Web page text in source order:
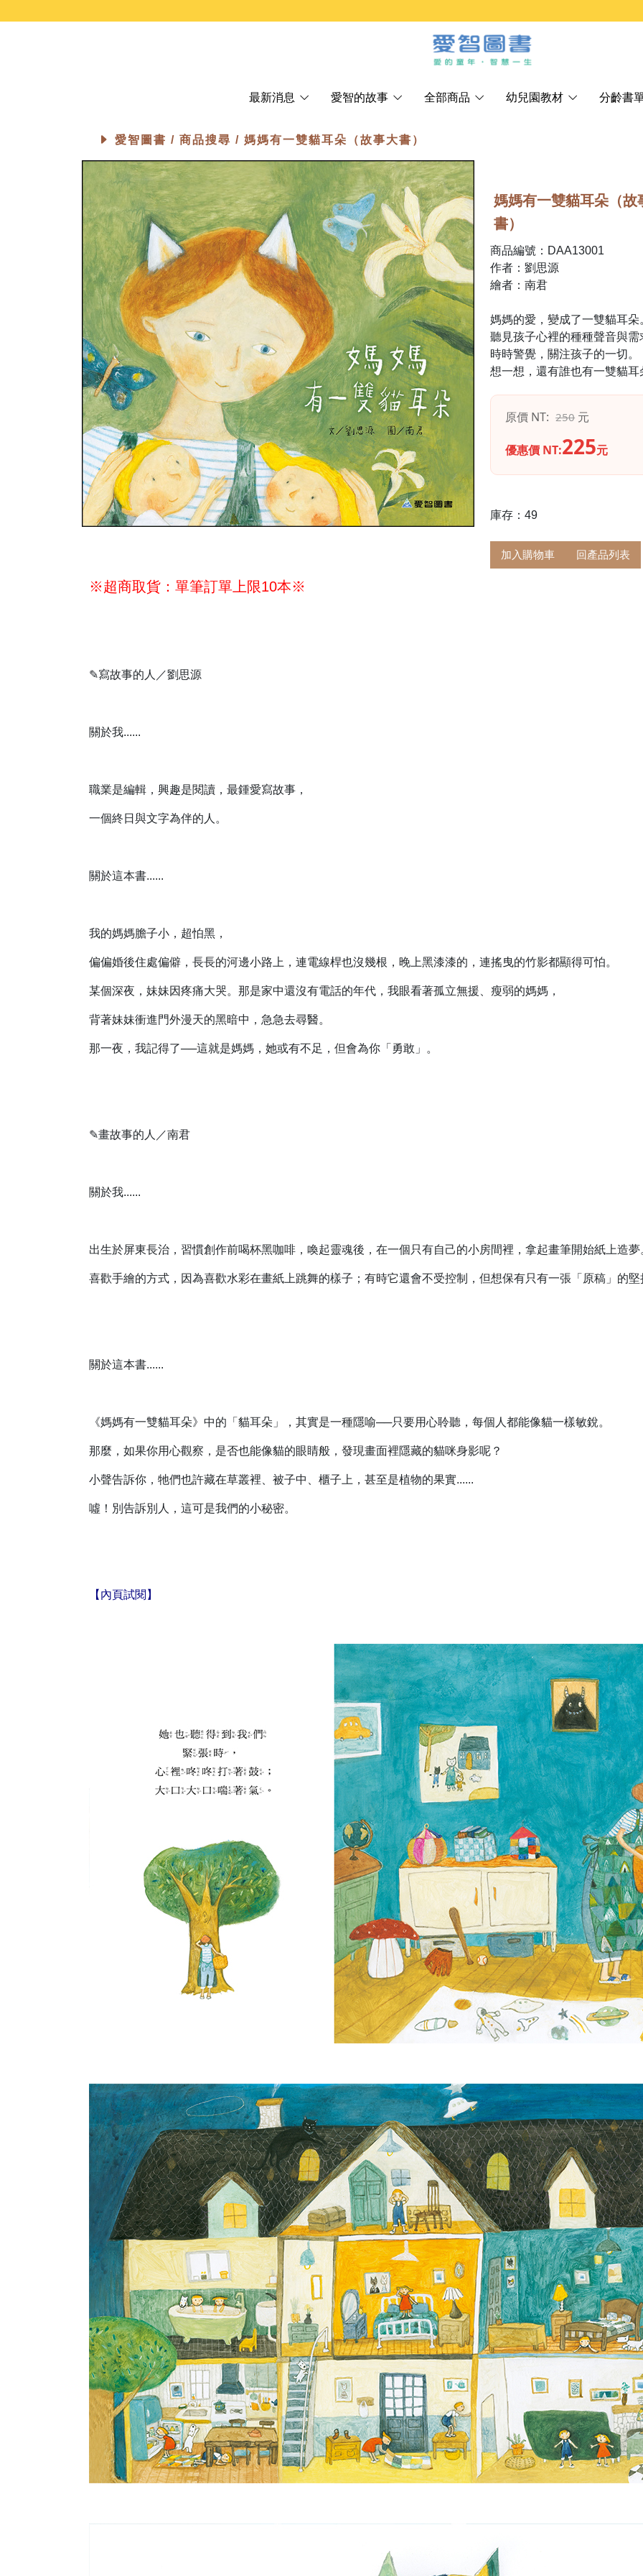
最新消息 愛智的故事 全部商品 幼兒園教材 分齡書
愛智圖書 / 商品搜尋/ 媽媽有一雙貓耳朵（故事大書）
媽媽有一雙貓耳朵（故
書）
商品編號：DAA13001
作者：劉思源
繪者：南君
媽媽的愛，變成了一雙貓耳朵
聽見孩子心裡的種種聲音與需
時時警覺，關注孩子的一切。
想一想，還有誰也有一雙貓耳
原價 NT: 250 元
優惠價 NT:225元
庫存：49
加入購物車 回產品列表
※超商取貨：單筆訂單上限10本※
✎寫故事的人／劉思源
關於我......
職業是編輯，興趣是閱讀，最鍾愛寫故事，
一個終日與文字為伴的人。
關於這本書......
我的媽媽膽子小，超怕黑，
偏偏婚後住處偏僻，長長的河邊小路上，連電線桿也沒幾根，晚上黑漆漆的，連搖曳的竹影都顯得可怕。
某個深夜，妹妹因疼痛大哭。那是家中還沒有電話的年代，我眼看著孤立無援、瘦弱的媽媽，
背著妹妹衝進門外漫天的黑暗中，急急去尋醫。
那一夜，我記得了──這就是媽媽，她或有不足，但會為你「勇敢」。
✎畫故事的人／南君
關於我......
出生於屏東長治，習慣創作前喝杯黑咖啡，喚起靈魂後，在一個只有自己的小房間裡，拿起畫筆開始紙上造夢
喜歡手繪的方式，因為喜歡水彩在畫紙上跳舞的樣子；有時它還會不受控制，但想保有只有一張「原稿」的堅
關於這本書......
《媽媽有一雙貓耳朵》中的「貓耳朵」，其實是一種隱喻──只要用心聆聽，每個人都能像貓一樣敏銳。
那麼，如果你用心觀察，是否也能像貓的眼睛般，發現畫面裡隱藏的貓咪身影呢？
小聲告訴你，牠們也許藏在草叢裡、被子中、櫃子上，甚至是植物的果實......
噓！別告訴別人，這可是我們的小秘密。
【內頁試閱】